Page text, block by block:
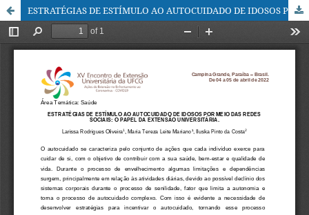
ESTRATÉGIAS DE ESTÍMULO AO AUTOCUIDADO DE IDOSOS POR MEIO DAS REDES SOCIAIS: O PAPEL DA EXTENSÃO UNIVERSITÁRIA.